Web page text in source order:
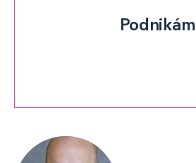
Podnikám